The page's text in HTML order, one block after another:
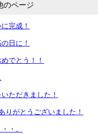
のページ
完成！
日に！
でとう！！
ただきました！
りがとうございました！
・。